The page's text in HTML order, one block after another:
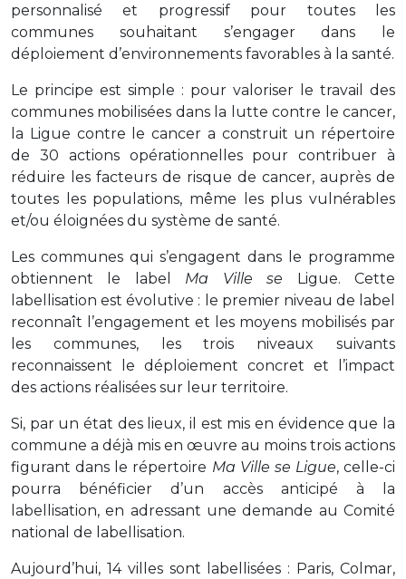
personnalisé et progressif pour toutes les
communes souhaitant s’engager dans le
déploiement d’environnements favorables à la santé.
Le principe est simple : pour valoriser le travail des
communes mobilisées dans la lutte contre le cancer,
la Ligue contre le cancer a construit un répertoire
de 30 actions opérationnelles pour contribuer à
réduire les facteurs de risque de cancer, auprès de
toutes les populations, même les plus vulnérables
et/ou éloignées du système de santé.
Les communes qui s’engagent dans le programme
obtiennent le label Ma Ville se
Ligue. Cette
labellisation est évolutive : le premier niveau de label
reconnaît l’engagement et les moyens mobilisés par
les communes, les trois niveaux suivants
reconnaissent le déploiement concret et l’impact
des actions réalisées sur leur territoire.
Si, par un état des lieux, il est mis en évidence que la
commune a déjà mis en œuvre au moins trois actions
figurant dans le répertoire Ma Ville se Ligue, celle-ci
pourra bénéficier d’un accès anticipé à la
labellisation, en adressant une demande au Comité
national de labellisation.
Aujourd’hui, 14 villes sont labellisées : Paris, Colmar,